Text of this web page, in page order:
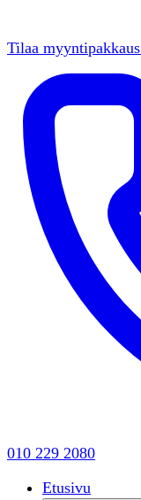
Tilaa myyntipakkaus
010 229 2080
Etusivu